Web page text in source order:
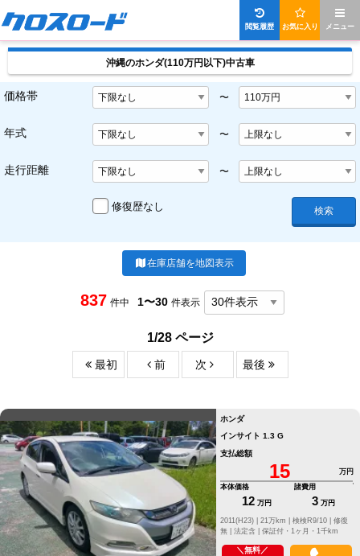
メニュー
お気に入り
閲覧履歴
沖縄のホンダ(110万円以下)中古車
価格帯 〜
年式 〜
走行距離 〜
修復歴なし 検索
在庫店舗を地図表示
837 件中 1〜30 件表示
1/28 ページ
最初 前 次 最後
ホンダ
インサイト 1.3 G
支払総額
15
万円
本体価格
12 万円
諸費用
3 万円
修復
無 | 法定含 | 保証付・1ヶ月・1千km
＼無料／